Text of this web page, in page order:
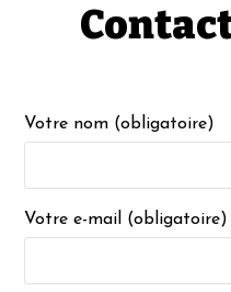
Votre nom (obligatoire)
Votre e-mail (obligatoire)